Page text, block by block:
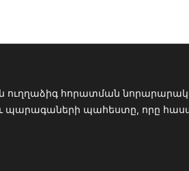
ուղղաձիգ հորատման
պարագաների պահեստը, որը